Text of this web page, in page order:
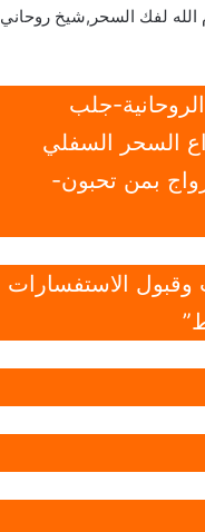
الله لفك السحر,شيخ روحاني
جلب
السحر السفلي
بمن تحبون-
وقبول الاستفسارات